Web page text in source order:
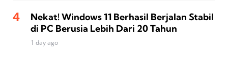
Nekat! Windows 11 Berhasil Berjalan Stabil
di PC Berusia Lebih Dari 20 Tahun
1 day ago